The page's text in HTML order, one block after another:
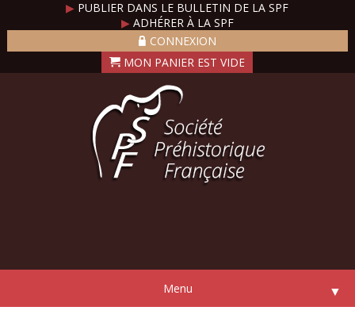
▶ PUBLIER DANS LE BULLETIN DE LA SPF
▶ADHÉRER À LA SPF
CONNEXION
Menu ▼